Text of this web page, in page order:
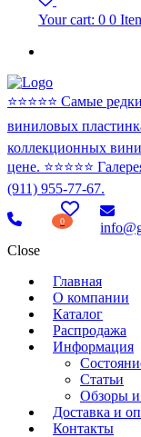
Your cart: 0 0
⭐️⭐️⭐️⭐️⭐️ Самые
виниловых
коллекционных
цене. ⭐️⭐️⭐️⭐️⭐️
(911) 955-77-67.
0
Close
Главная
О компании
Каталог
Распродажа
Информация
Статьи
Обзоры
Доставка и
Контакты